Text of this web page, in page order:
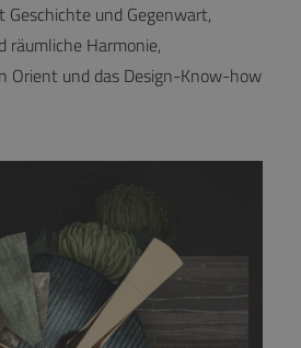
und Gegenwart,
räumliche Harmonie,
Orient und das Design-Know-how